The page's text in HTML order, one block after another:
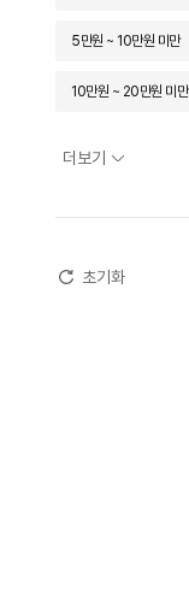
5만원 ~ 10만원 미만
10만원 ~ 20만원 미만
더보기
초기화